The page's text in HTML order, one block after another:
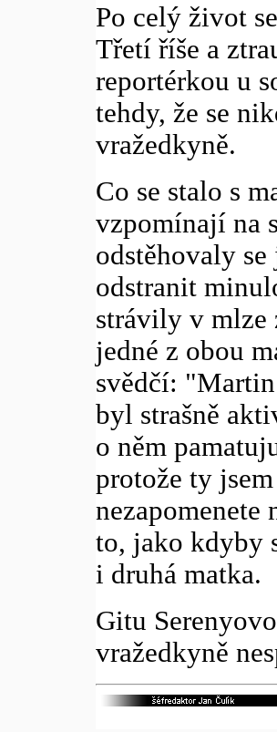
Po celý život
Třetí říše a
reportérkou u
tehdy, že se
vražedkyně.
Co se stalo s
vzpomínají na
odstěhovaly
odstranit
strávily v mlze
jedné z obou
svědčí:
byl strašně
o něm
protože ty
nezapomenete
to, jako kdyby
i druhá matka.
Gitu
vražedkyně